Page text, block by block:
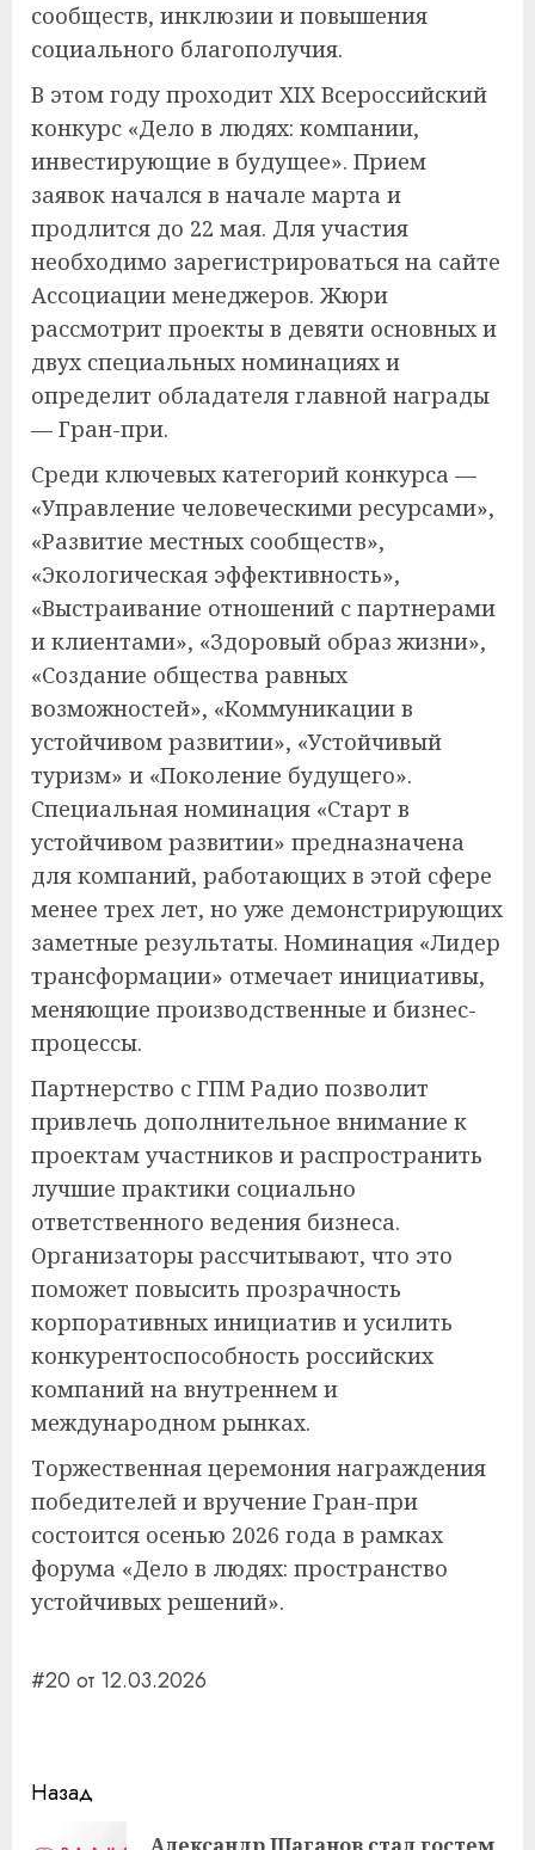
сообществ, инклюзии и повышения
социального благополучия.
В этом году проходит XIX Всероссийский
конкурс «Дело в людях: компании,
инвестирующие в будущее». Прием
заявок начался в начале марта и
продлится до 22 мая. Для участия
необходимо зарегистрироваться на сайте
Ассоциации менеджеров. Жюри
рассмотрит проекты в девяти основных и
двух специальных номинациях и
определит обладателя главной награды
— Гран-при.
Среди ключевых категорий конкурса —
«Управление человеческими ресурсами»,
«Развитие местных сообществ»,
«Экологическая эффективность»,
«Выстраивание отношений с партнерами
и клиентами», «Здоровый образ жизни»,
«Создание общества равных
возможностей», «Коммуникации в
устойчивом развитии», «Устойчивый
туризм» и «Поколение будущего».
Специальная номинация «Старт в
устойчивом развитии» предназначена
для компаний, работающих в этой сфере
менее трех лет, но уже демонстрирующих
заметные результаты. Номинация «Лидер
трансформации» отмечает инициативы,
меняющие производственные и бизнес-
процессы.
Партнерство с ГПМ Радио позволит
привлечь дополнительное внимание к
проектам участников и распространить
лучшие практики социально
ответственного ведения бизнеса.
Организаторы рассчитывают, что это
поможет повысить прозрачность
корпоративных инициатив и усилить
конкурентоспособность российских
компаний на внутреннем и
международном рынках.
Торжественная церемония награждения
победителей и вручение Гран-при
состоится осенью 2026 года в рамках
форума «Дело в людях: пространство
устойчивых решений».
#20 от 12.03.2026
Навигация
записи
Назад